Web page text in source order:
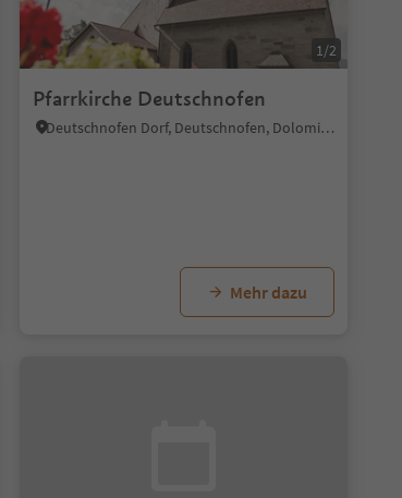
1/2
Pfarrkirche Deutschnofen
Deutschnofen Dorf, Deutschnofen, Dolomitenregion Eggental
Mehr dazu